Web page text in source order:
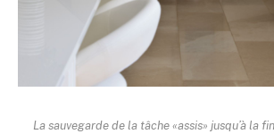
La sauvegarde de la tâche «assis» jusqu’à la